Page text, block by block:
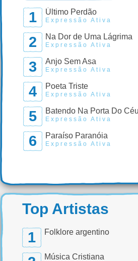
1 Último Perdão
Expressão Ativa
2 Na Dor de Uma Lágrima
Expressão Ativa
3 Anjo Sem Asa
Expressão Ativa
4 Poeta Triste
Expressão Ativa
5 Batendo Na Porta Do Céu
Expressão Ativa
6 Paraíso Paranóia
Expressão Ativa
Top Artistas
1 Folklore argentino
Música Cristiana